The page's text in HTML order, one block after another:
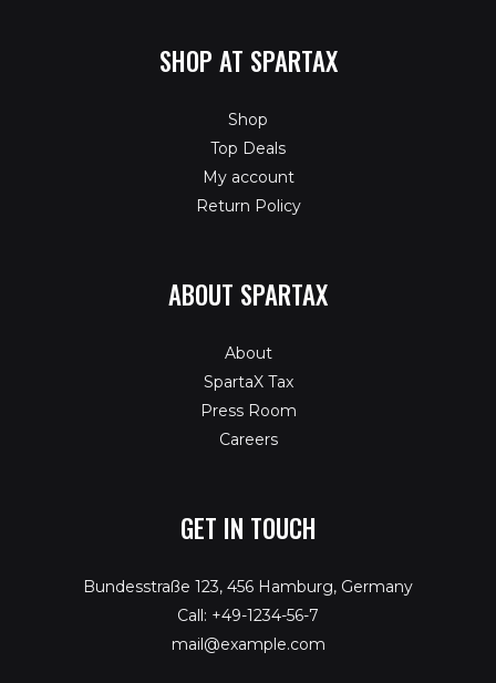
SHOP AT SPARTAX
Shop
Top Deals
My account
Return Policy
ABOUT SPARTAX
About
SpartaX Tax
Press Room
Careers
GET IN TOUCH
Bundesstraße 123, 456 Hamburg, Germany
Call: +49-1234-56-7
mail@example.com